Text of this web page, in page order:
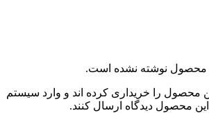
محصول نوشته نشده است.
محصول را خریداری کرده اند و وارد سیستم
این محصول دیدگاه ارسال کنند.